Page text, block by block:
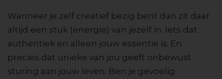
Wanneer je zelf creatief bezig bent dan zit daar
altijd een stuk (energie) van jezelf in. Iets dat
authentiek en alleen jouw essentie is. En
precies dat unieke van jou geeft onbewust
sturing aan jouw leven. Ben je gevoelig